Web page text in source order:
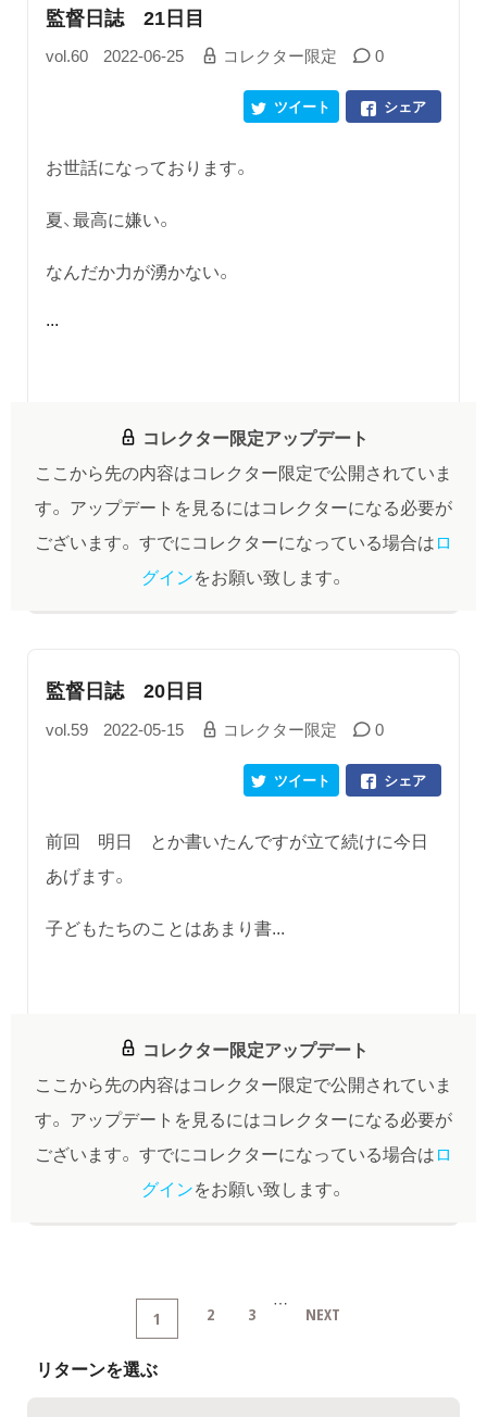
監督日誌 21日目
vol.60 2022-06-25 コレクター限定 0
シェア
ツイート
お世話になっております。
夏、最高に嫌い。
なんだか力が湧かない。
...
コレクター限定アップデート
ここから先の内容はコレクター限定で公開されていま
す。 アップデートを見るにはコレクターになる必要が
ございます。 すでにコレクターになっている場合はロ
グインをお願い致します。
監督日誌 20日目
vol.59 2022-05-15 コレクター限定 0
シェア
ツイート
前回 明日 とか書いたんですが立て続けに今日
あげます。
子どもたちのことはあまり書...
コレクター限定アップデート
ここから先の内容はコレクター限定で公開されていま
す。 アップデートを見るにはコレクターになる必要が
ございます。 すでにコレクターになっている場合はロ
グインをお願い致します。
1 2 3 … NEXT
リターンを選ぶ